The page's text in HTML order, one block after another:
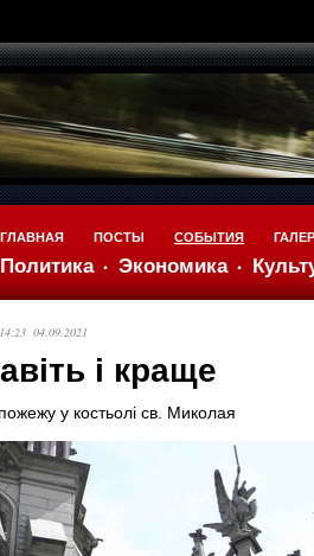
ГЛАВНАЯ
Политика Экономика
ПОСТЫ СОБЫТИЯ
14:23 04.09.2021
і краще
у костьолі св. Миколая